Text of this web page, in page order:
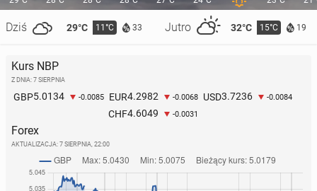
Wizyta Ri­shie­go Sunaka w Polsce. Bry­tyj­ski premier
ogłosi nowy pakiet wspar­cia dla Ukrainy
23 kwietnia 2024, 11:00
Dziś 29°C 11°C 33 Jutro 32°C 15°C 19
Kurs NBP
Z DNIA: 7 SIERPNIA
GBP5.0134 -0.0085 EUR4.2982 -0.0068 USD3.7236 -0.0084
CHF4.6049 -0.0031
Forex
AKTUALIZACJA: 7 SIERPNIA, 22:00